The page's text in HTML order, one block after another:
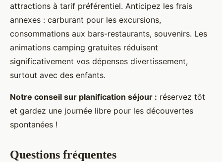
attractions à tarif préférentiel. Anticipez les frais
annexes : carburant pour les excursions,
consommations aux bars-restaurants, souvenirs. Les
animations camping gratuites réduisent
significativement vos dépenses divertissement,
surtout avec des enfants.
Notre conseil sur planification séjour : réservez tôt
et gardez une journée libre pour les découvertes
spontanées !
Questions fréquentes